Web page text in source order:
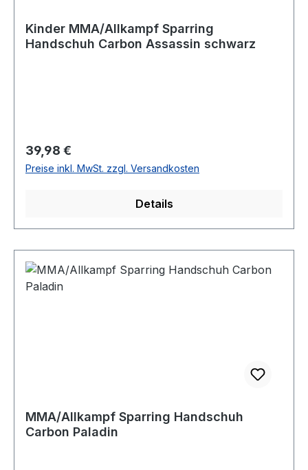
Kinder MMA/Allkampf Sparring
Handschuh Carbon Assassin schwarz
Regulärer Preis:
39,98 €
Preise inkl. MwSt. zzgl. Versandkosten
Details
MMA/Allkampf Sparring Handschuh
Carbon Paladin